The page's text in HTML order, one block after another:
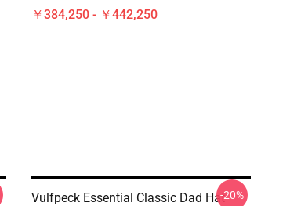
￥384,250 - ￥442,250
Vulfpeck Essential Classic Dad Hat-20%